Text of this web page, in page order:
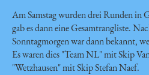
Am Samstag wurden drei Runden in
gab es dann eine Gesamtrangliste.
Sonntagmorgen war dann bekannt,
Es waren dies "Team NL" mit Skip
"Wetzhausen" mit Skip Stefan Naef.